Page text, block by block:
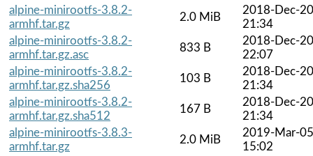
alpine-minirootfs-3.8.2-
armhf.tar.gz
2.0 MiB
2018-Dec-20
21:34
alpine-minirootfs-3.8.2-
armhf.tar.gz.asc
833 B
2018-Dec-20
22:07
alpine-minirootfs-3.8.2-
armhf.tar.gz.sha256
103 B
2018-Dec-20
21:34
alpine-minirootfs-3.8.2-
armhf.tar.gz.sha512
167 B
2018-Dec-20
21:34
alpine-minirootfs-3.8.3-
armhf.tar.gz
2.0 MiB
2019-Mar-05
15:02